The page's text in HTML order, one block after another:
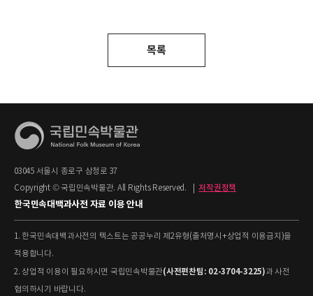
목록
03045 서울시 종로구 삼청로 37
Copyright © 국립민속박물관. All Rights Reserved.
저작권정책
한국민속대백과사전 자료 이용 안내
1. 한국민속대백과사전의 텍스트는 공공누리 제2유형(출처명시+상업적 이용금지)을
적용합니다.
2. 상업적 이용이 필요하시면 국립민속박물관(사전편찬팀: 02-3704-3225)과 사전
협의하시기 바랍니다.